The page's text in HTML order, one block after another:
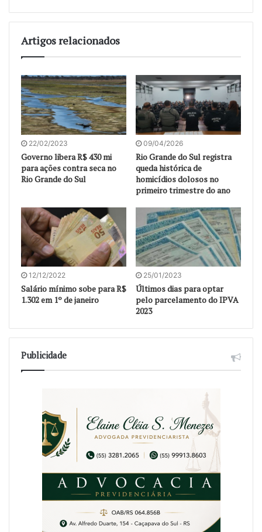
Artigos relacionados
22/02/2023
Governo libera R$ 430 mi
para ações contra seca no
Rio Grande do Sul
09/04/2026
Rio Grande do Sul registra
queda histórica de
homicídios dolosos no
primeiro trimestre do ano
12/12/2022
Salário mínimo sobe para R$
1.302 em 1º de janeiro
25/01/2023
Últimos dias para optar
pelo parcelamento do IPVA
2023
Publicidade